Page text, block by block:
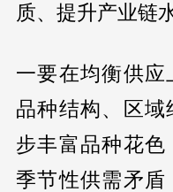
质、提升产业链
一要在均衡供
品种结构、区
步丰富品种花
季节性供需矛